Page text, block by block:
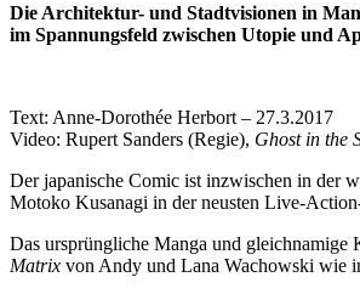
Die Architektur- und Stadtvisionen in
im Spannungsfeld zwischen Utopie und
Text: Anne-Dorothée Herbort – 27.3.2017
Video: Rupert Sanders (Regie), Ghost in the
Der japanische Comic ist inzwischen in der
Motoko Kusanagi in der neusten Live-
Das ursprüngliche Manga und gleichnamige
Matrix von Andy und Lana Wachowski wie